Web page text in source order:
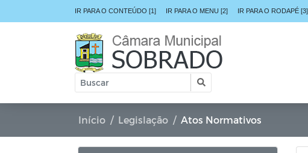
IR PARA O CONTEÚDO [1] IR PARA O MENU [2] IR PARA O RODAPÉ [3]
Início Legislação Atos Normativos